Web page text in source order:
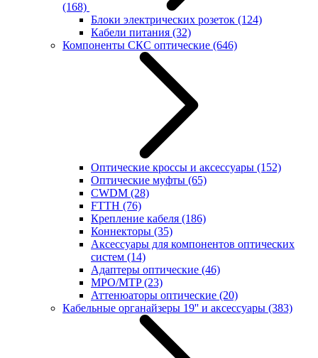
(168)
Блоки электрических розеток (124)
Кабели питания (32)
Компоненты СКС оптические (646)
Оптические кроссы и аксессуары (152)
Оптические муфты (65)
CWDM (28)
FTTH (76)
Крепление кабеля (186)
Коннекторы (35)
Аксессуары для компонентов оптических
систем (14)
Адаптеры оптические (46)
MPO/MTP(23)
Аттенюаторы оптические (20)
Кабельные органайзеры 19'' и аксессуары (383)